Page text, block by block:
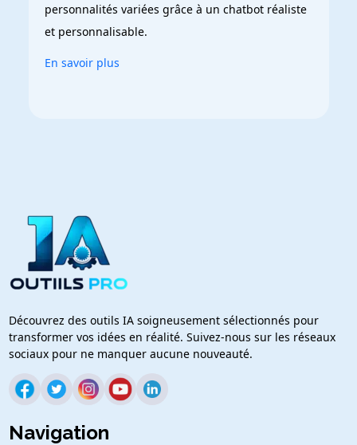
personnalités variées grâce à un chatbot réaliste
et personnalisable.
En savoir plus
Découvrez des outils IA soigneusement sélectionnés pour
transformer vos idées en réalité. Suivez-nous sur les réseaux
sociaux pour ne manquer aucune nouveauté.
Navigation